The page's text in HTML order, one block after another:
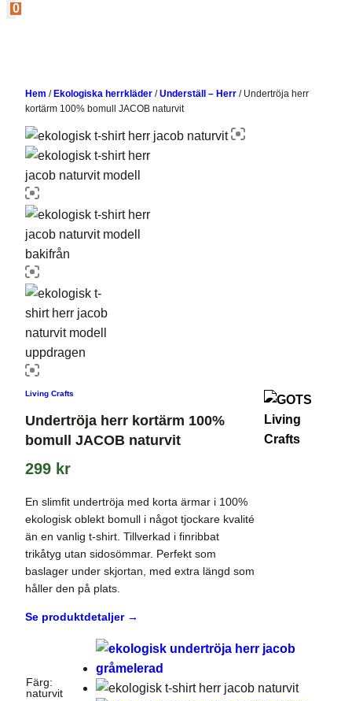
0
Hem / Ekologiska herrkläder /Underställ – Herr / Undertröja herr
kortärm 100% bomull JACOB naturvit
Living Crafts
Undertröja herr kortärm 100%
bomull JACOB naturvit
299 kr
En slimfit undertröja med korta ärmar i 100%
ekologisk oblekt bomull i något tjockare kvalité
än en vanlig t-shirt. Tillverkad i finribbat
trikåtyg utan sidosömmar. Perfekt som
baslager under skjortan, med extra längd som
håller den på plats.
Se produktdetaljer →
Färg:
naturvit